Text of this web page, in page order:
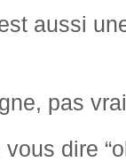
aussi
pas
dire